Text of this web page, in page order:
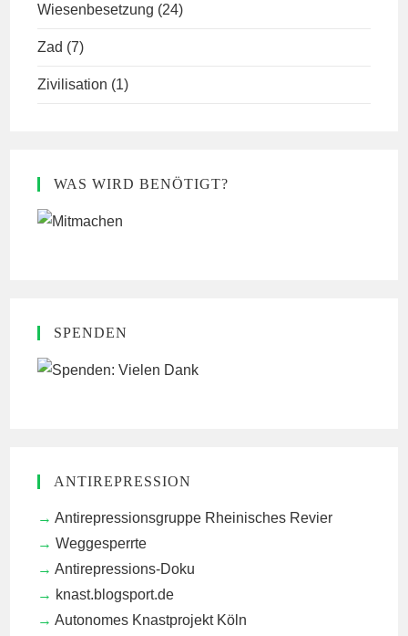
Wiesenbesetzung (24)
Zad (7)
Zivilisation (1)
WAS WIRD BENÖTIGT?
SPENDEN
ANTIREPRESSION
Antirepressionsgruppe Rheinisches Revier
Weggesperrte
Antirepressions-Doku
knast.blogsport.de
Autonomes Knastprojekt Köln